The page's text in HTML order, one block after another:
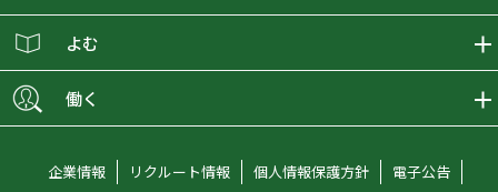
ショップブログ
会員募集
グラビティリサーチ
登山レポート
オンラインコンシェルジュ
よむ
働く
企業情報 リクルート情報 個人情報保護方針 電子公告